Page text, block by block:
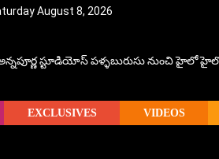
August 8, 2026
స్టూడియోస్ పళ్ళబురుసు నుంచి హైలో
EXCLUSIVES VIDEOS